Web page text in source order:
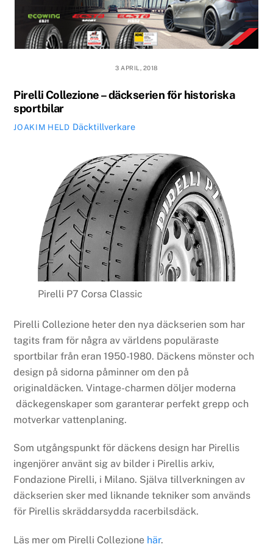
3 APRIL, 2018
Pirelli Collezione – däckserien för historiska
sportbilar
JOAKIM HELD Däcktillverkare
Pirelli P7 Corsa Classic
Pirelli Collezione heter den nya däckserien som har
tagits fram för några av världens populäraste
sportbilar från eran 1950-1980. Däckens mönster och
design på sidorna påminner om den på
originaldäcken. Vintage-charmen döljer moderna
däckegenskaper som garanterar perfekt grepp och
motverkar vattenplaning.
Som utgångspunkt för däckens design har Pirellis
ingenjörer använt sig av bilder i Pirellis arkiv,
Fondazione Pirelli, i Milano. Själva tillverkningen av
däckserien sker med liknande tekniker som används
för Pirellis skräddarsydda racerbilsdäck.
Läs mer om Pirelli Collezione här.